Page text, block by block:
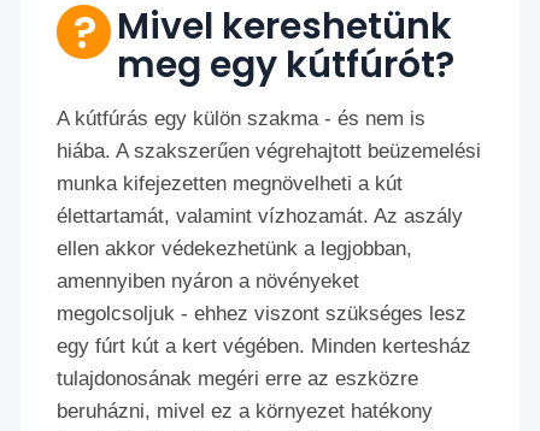
Mivel kereshetünk
meg egy kútfúrót?
A kútfúrás egy külön szakma - és nem is
hiába. A szakszerűen végrehajtott beüzemelési
munka kifejezetten megnövelheti a kút
élettartamát, valamint vízhozamát. Az aszály
ellen akkor védekezhetünk a legjobban,
amennyiben nyáron a növényeket
megolcsoljuk - ehhez viszont szükséges lesz
egy fúrt kút a kert végében. Minden kertesház
tulajdonosának megéri erre az eszközre
beruházni, mivel ez a környezet hatékony